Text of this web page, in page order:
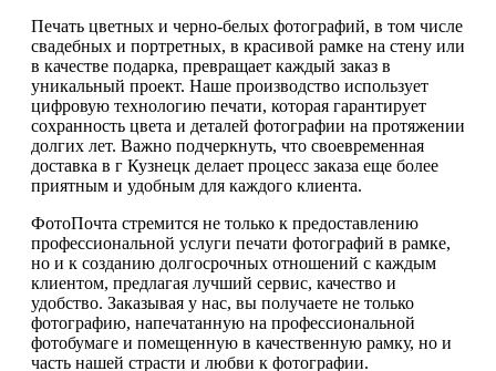
Печать цветных и черно-белых фотографий, в том числе
свадебных и портретных, в красивой рамке на стену или
в качестве подарка, превращает каждый заказ в
уникальный проект. Наше производство использует
цифровую технологию печати, которая гарантирует
сохранность цвета и деталей фотографии на протяжении
долгих лет. Важно подчеркнуть, что своевременная
доставка в г Кузнецк делает процесс заказа еще более
приятным и удобным для каждого клиента.
ФотоПочта стремится не только к предоставлению
профессиональной услуги печати фотографий в рамке,
но и к созданию долгосрочных отношений с каждым
клиентом, предлагая лучший сервис, качество и
удобство. Заказывая у нас, вы получаете не только
фотографию, напечатанную на профессиональной
фотобумаге и помещенную в качественную рамку, но и
часть нашей страсти и любви к фотографии.